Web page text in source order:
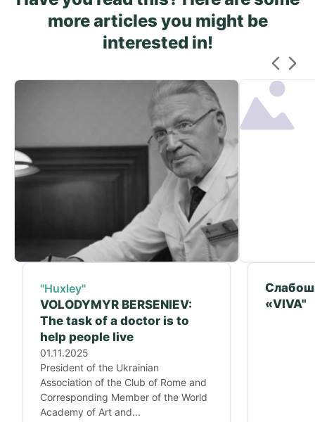
more articles you might be
interested in!
"Huxley"
VOLODYMYR BERSENIEV:
The task of a doctor is to
help people live
01.11.2025
President of the Ukrainian
Association of the Club of Rome and
Corresponding Member of the World
Academy of Art and...
«VIVA"